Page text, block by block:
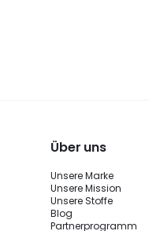
Über uns
Unsere Marke
Unsere Mission
Unsere Stoffe
Blog
Partnerprogramm